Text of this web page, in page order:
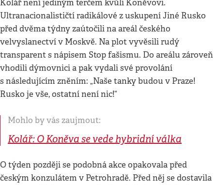
Kolář není jediným terčem kvůli Koněvovi.
Ultranacionalističtí radikálové z uskupení Jiné Rusko
před dvěma týdny zaútočili na areál českého
velvyslanectví v Moskvě. Na plot vyvěsili rudý
transparent s nápisem Stop fašismu. Do areálu zároveň
vhodili dýmovnici a pak vydali své provolání
s následujícím zněním: „Naše tanky budou v Praze!
Rusko je vše, ostatní není nic!“
Mohlo by vás zaujmout:
Kolář: O Koněva se vede hybridní válka
O týden později se podobná akce opakovala před
českým konzulátem v Petrohradě. Před něj se dostavila